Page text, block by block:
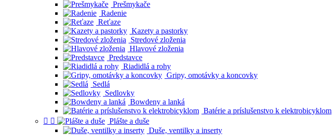
Prešmykače
Radenie
Reťaze
Kazety a pastorky
Stredové zloženia
Hlavové zloženia
Predstavce
Riadidlá a rohy
Gripy, omotávky a koncovky
Sedlá
Sedlovky
Bowdeny a lanká
Batérie a príslušenstvo k elektrobicyklom
 
Plášte a duše
Duše, ventilky a inserty